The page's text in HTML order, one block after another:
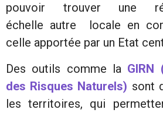
pouvoir trouver une
échelle autre locale en
celle apportée par un Etat
Des outils comme la GIRN
des Risques Naturels) sont
les territoires, qui